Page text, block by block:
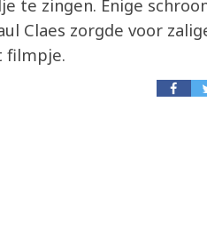
te zingen. Enige
Claes zorgde voor
filmpje.